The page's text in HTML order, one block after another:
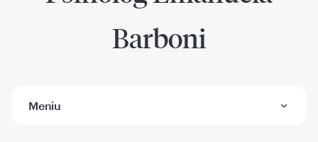
Barboni
Meniu